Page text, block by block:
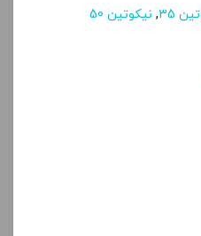
35
, نیکوتین 50